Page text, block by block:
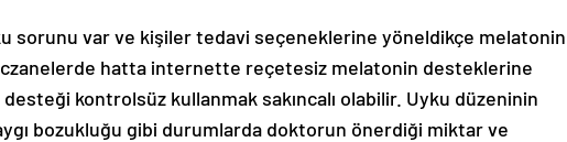
sorunu var ve kişiler tedavi seçeneklerine yöneldikçe melatonin
hatta internette reçetesiz melatonin desteklerine
kontrolsüz kullanmak sakıncalı olabilir. Uyku düzeninin
bozukluğu gibi durumlarda doktorun önerdiği miktar ve